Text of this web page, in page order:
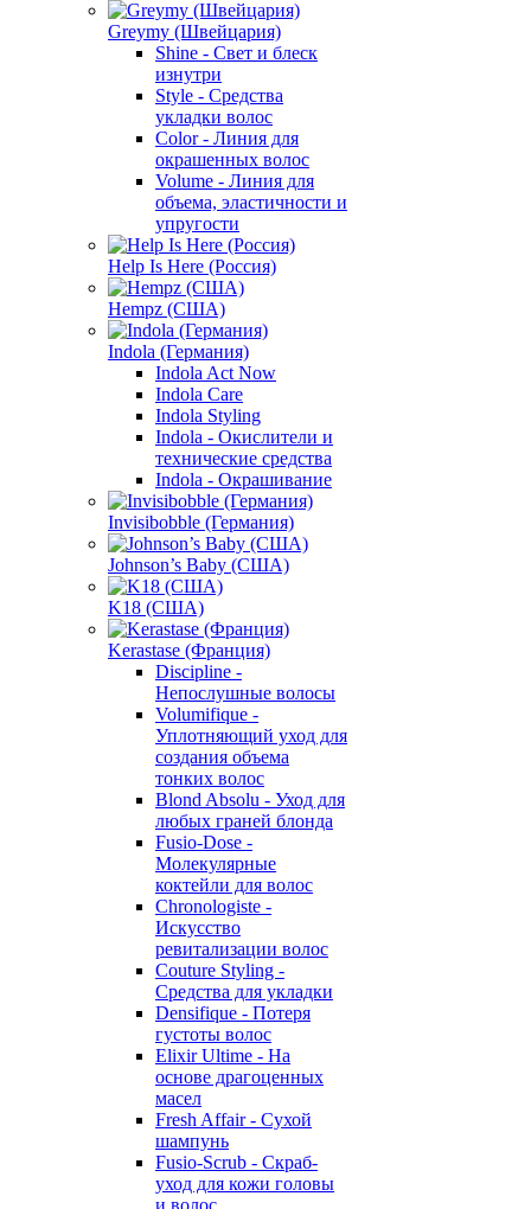
Greymy (Швейцария)
Shine - Свет и блеск
изнутри
Style - Средства
укладки волос
Color - Линия для
окрашенных волос
Volume - Линия для
объема, эластичности и
упругости
Help Is Here (Россия)
Hempz (США)
Indola (Германия)
Indola Act Now
Indola Care
Indola Styling
Indola - Окислители и
технические средства
Indola - Окрашивание
Invisibobble (Германия)
Johnson’s Baby (США)
K18 (США)
Kerastase (Франция)
Discipline -
Непослушные волосы
Volumifique -
Уплотняющий уход для
создания объема
тонких волос
Blond Absolu - Уход для
любых граней блонда
Fusio-Dose -
Молекулярные
коктейли для волос
Chronologiste -
Искусство
ревитализации волос
Couture Styling -
Средства для укладки
Densifique - Потеря
густоты волос
Elixir Ultime - На
основе драгоценных
масел
Fresh Affair - Сухой
шампунь
Fusio-Scrub - Скраб-
уход для кожи головы
и волос